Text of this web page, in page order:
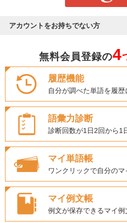
アカウントをお持ちでない方
無料会員登録の4
履歴機能
自分が調べた単語を履歴
語彙力診断
診断回数が1日2回から1
マイ単語帳
ワンクリックで自分の
マイ例文帳
例文が保存できるマイ例